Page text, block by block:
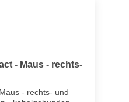
- Maus - rechts-
- rechts- und